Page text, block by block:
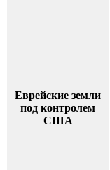
Еврейские земли
под контролем
США